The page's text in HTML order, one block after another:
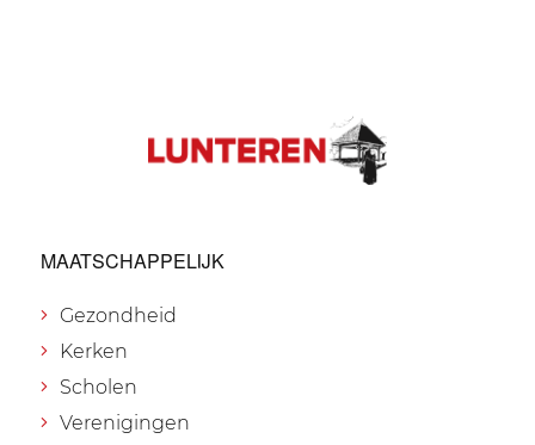
MAATSCHAPPELIJK
Gezondheid
Kerken
Scholen
Verenigingen